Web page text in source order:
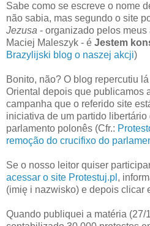
Sabe como se escreve o nome
não sabia, mas segundo o site
Jezusa - organizado pelos
Maciej Maleszyk - é Jestem
Brazylijski blog o naszej akcji)
Bonito, não? O blog repercutiu
Oriental depois que publicamos
campanha que o referido site
iniciativa de um partido
parlamento polonês (Cfr.:
remoção do crucifixo do
Se o nosso leitor quiser
acessar o site Protestuj.pl ,
(imię i nazwisko) e depois clicar
Quando publiquei a matéria (27/